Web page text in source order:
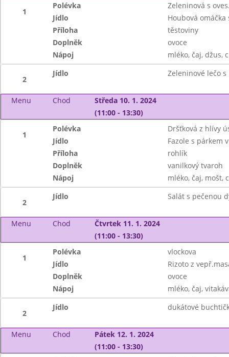
1
Polévka
Zeleninová s
Jídlo
Houbová
Příloha
těstoviny
Doplněk
ovoce
Nápoj
mléko, čaj, džus,
2
Jídlo Zeleninové lečo
Menu Chod
Středa 10. 1. 2024
(11:00 - 13:30)
1
Polévka
Dršťková z hlívy
Jídlo
Fazole s párkem
Příloha
rohlík
Doplněk
vanilkový tvaroh
Nápoj
mléko, čaj, mošt,
2
Jídlo Salát s pečenou
Menu Chod
Čtvrtek 11. 1. 2024
(11:00 - 13:30)
1
Polévka
vlockova
Jídlo
Rizoto z
Doplněk
ovoce
Nápoj
mléko, čaj,
2
Jídlo dukátové
Menu Chod
Pátek 12. 1. 2024
(11:00 - 13:30)